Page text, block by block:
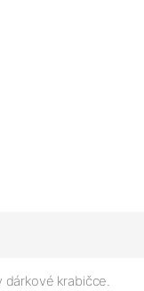
dárkové krabičce.